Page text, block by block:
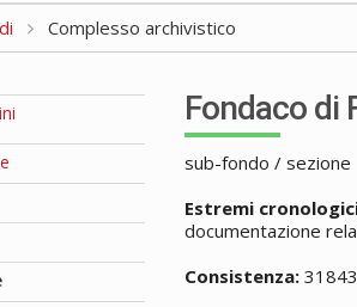
Complesso archivistico
Fondaco di
sub-fondo / sezione
Estremi
documentazione
Consistenza: